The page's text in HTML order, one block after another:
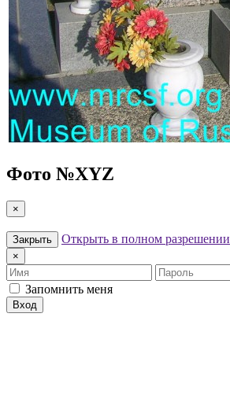
Фото №XYZ
×
Закрыть Открыть в полном разрешении
×
Имя
Пароль
Запомнить меня
Вход